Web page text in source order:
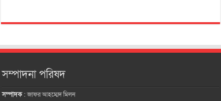
সম্পাদনা পরিষদ
সম্পাদক:জাফর আহম্মেদ মিলন